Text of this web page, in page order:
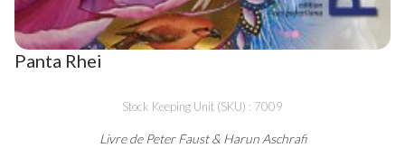
Panta Rhei
Stock Keeping Unit (SKU) : 7009
Livre de Peter Faust & Harun Aschrafi